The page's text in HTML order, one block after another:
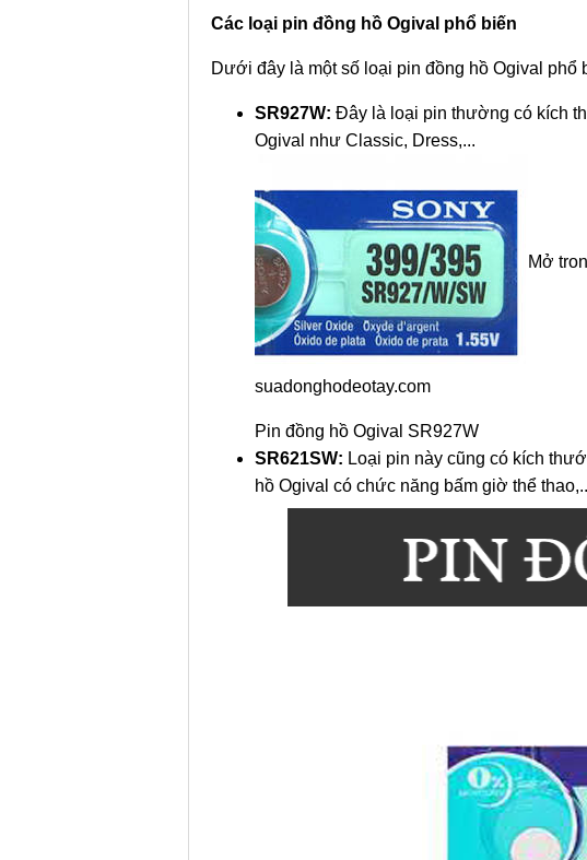
Các loại pin đồng hồ Ogival phổ biến
Dưới đây là một số loại pin đồng hồ Ogival phổ
SR927W: Đây là loại pin thường có kích
Ogival như Classic, Dress,...
Mở
suadonghodeotay.com
Pin đồng hồ Ogival SR927W
SR621SW: Loại pin này cũng có kích
hồ Ogival có chức năng bấm giờ thể